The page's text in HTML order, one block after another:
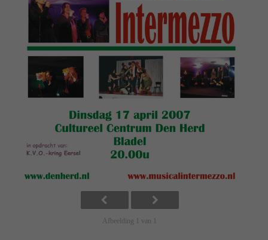
Afbeelding 1 van 1